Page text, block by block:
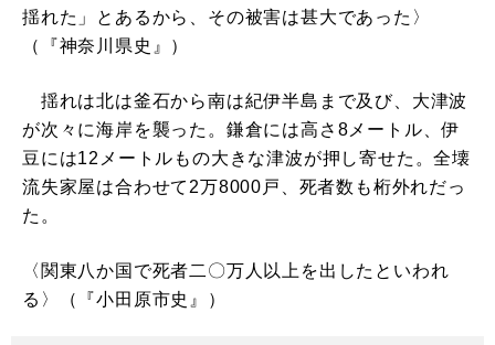
揺れた」とあるから、その被害は甚大であった〉
（『神奈川県史』）
揺れは北は釜石から南は紀伊半島まで及び、大津波
が次々に海岸を襲った。鎌倉には高さ8メートル、伊
豆には12メートルもの大きな津波が押し寄せた。全壊
流失家屋は合わせて2万8000戸、死者数も桁外れだっ
た。
〈関東八か国で死者二〇万人以上を出したといわれ
る〉（『小田原市史』）